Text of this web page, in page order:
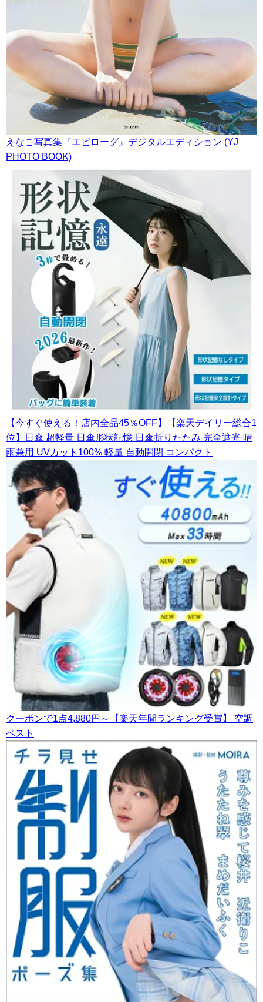
えなこ写真集『エピローグ』デジタルエディション (YJ
PHOTO BOOK)
【今すぐ使える！店内全品45％OFF】【楽天デイリー総合1
位】日傘 超軽量 日傘形状記憶 日傘折りたたみ 完全遮光 晴
雨兼用 UVカット100% 軽量 自動開閉 コンパクト
クーポンで1点4,880円～【楽天年間ランキング受賞】 空調
ベスト